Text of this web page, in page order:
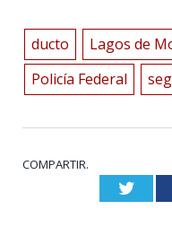
ducto Lagos de
Policía Federal
COMPARTIR.